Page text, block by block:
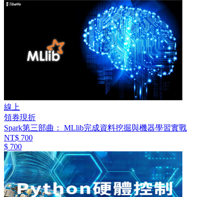
線上
領券現折
Spark第三部曲： MLlib完成資料挖掘與機器學習實戰
NT$ 700
$ 700